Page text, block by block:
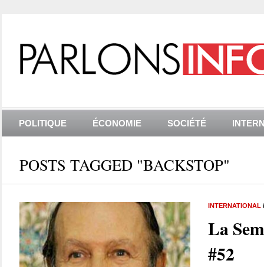
POLITIQUE ÉCONOMIE SOCIÉTÉ
POSTS TAGGED "BACKSTOP"
INTERNATIONAL
La
#52